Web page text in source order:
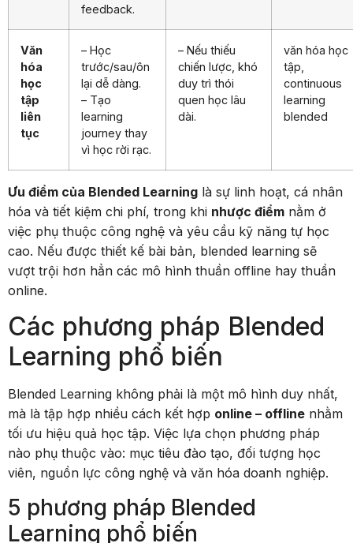
feedback.
Văn
hóa
học
tập
liên
tục
– Học
trước/sau/ôn
lại dễ dàng.
– Tạo
learning
journey thay
vì học rời rạc.
– Nếu thiếu
chiến lược, khó
duy trì thói
quen học lâu
dài.
văn hóa học
tập,
continuous
learning
blended
Ưu điểm của Blended Learning là sự linh hoạt, cá nhân
hóa và tiết kiệm chi phí, trong khi nhược điểm nằm ở
việc phụ thuộc công nghệ và yêu cầu kỹ năng tự học
cao. Nếu được thiết kế bài bản, blended learning sẽ
vượt trội hơn hẳn các mô hình thuần offline hay thuần
online.
Các phương pháp Blended
Learning phổ biến
Blended Learning không phải là một mô hình duy nhất,
mà là tập hợp nhiều cách kết hợp online – offline nhằm
tối ưu hiệu quả học tập. Việc lựa chọn phương pháp
nào phụ thuộc vào: mục tiêu đào tạo, đối tượng học
viên, nguồn lực công nghệ và văn hóa doanh nghiệp.
5 phương pháp Blended
Learning phổ biến